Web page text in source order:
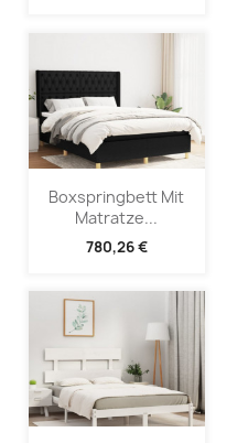
Boxspringbett Mit
Matratze...
780,26 €